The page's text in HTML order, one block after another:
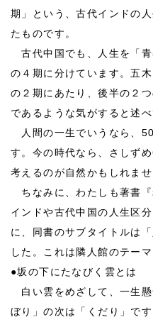
期」という、古代インドの
たものです。
古代中国でも、人生を「青
の４期に分けています。五
の２期にあたり、後半の２
であるような気がすると述べ
人間の一生でいうなら、
す。今の時代なら、さしず
考えるのが自然かもしれませ
ちなみに、わたしも著書
インドや古代中国の人生区
に、同書のサブタイトルは
した。これは隣人館のテー
●坂の下にたなびく雲とは
白い雲をめざして、一生
ぼり」の次は「くだり」で